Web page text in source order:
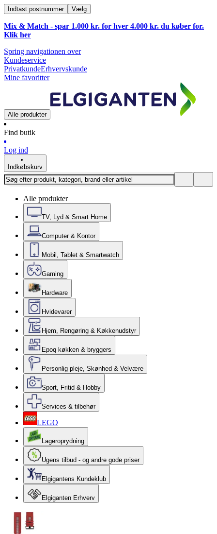
Indtast postnummer Vælg
Mix & Match - spar 1.000 kr. for hver 4.000 kr. du køber for.
Klik her
Spring navigationen over
Kundeservice
PrivatkundeErhvervskunde
Mine favoritter
Alle produkter
Find butik
Log ind
Indkøbskurv
Alle produkter
TV, Lyd & Smart Home
Computer & Kontor
Mobil, Tablet & Smartwatch
Gaming
Hardware
Hvidevarer
Hjem, Rengøring & Køkkenudstyr
Epoq køkken & bryggers
Personlig pleje, Skønhed & Velvære
Sport, Fritid & Hobby
Services & tilbehør
LEGO
Lageroprydning
Ugens tilbud - og andre gode priser
Elgigantens Kundeklub
Elgiganten Erhverv